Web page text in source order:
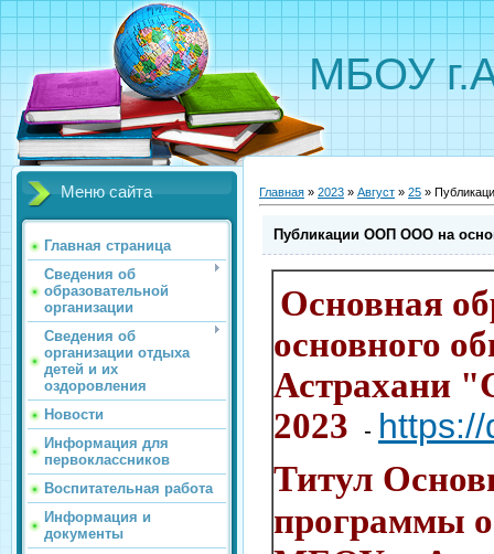
МБОУ
Меню сайта
Главная страница
Сведения об
образовательной
организации
Сведения об
организации отдыха
детей и их
оздоровления
Новости
Информация для
первоклассников
Воспитательная работа
Информация и
документы
Главная » 2023 » Август » 25 »
Публикации ООП ООО на
Основная
основного
Астрахани
2023
-
Титул
программы